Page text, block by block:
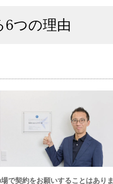
6つの理由
で契約をお願いすることはありま